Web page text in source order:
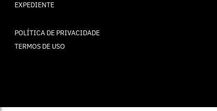
EXPEDIENTE
POLÍTICA DE PRIVACIDADE
TERMOS DE USO